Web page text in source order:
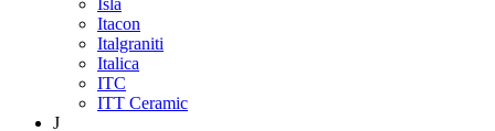
Itacon
Italgraniti
Italica
ITC
ITT Ceramic
J